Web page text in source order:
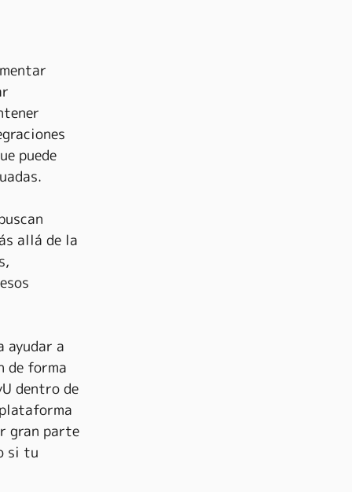
puede
allá de la
ayudar a
de forma
dentro de
gran parte
si tu